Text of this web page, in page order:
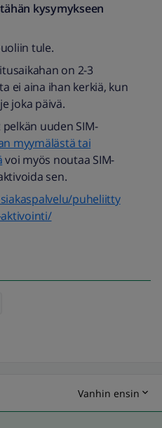
kysymykseen
tule.
on 2-3
ei aina ihan kerkiä, kun
joka päivä.
uuden SIM-
myymälästä tai
voi myös noutaa SIM-
sen.
puheliitty
Vanhin ensin